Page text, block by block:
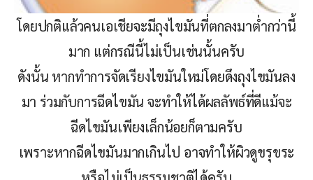
โดยปกติแล้วคนเอเชียจะมีถุงไขมันที่ตกลงมาต่ำกว่านี้
มาก แต่กรณีนี้ไม่เป็นเช่นนั้นครับ
ดังนั้น หากทำการจัดเรียงไขมันใหม่โดยดึงถุงไขมันลง
มา ร่วมกับการฉีดไขมัน จะทำให้ได้ผลลัพธ์ที่ดีแม้จะ
ฉีดไขมันเพียงเล็กน้อยก็ตามครับ
เพราะหากฉีดไขมันมากเกินไป อาจทำให้ผิวดูขรุขระ